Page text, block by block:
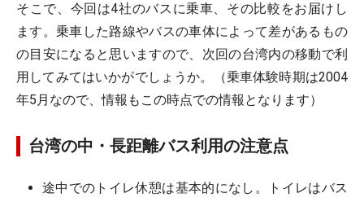
そこで、今回は4社のバスに乗車、その比較をお届けし
ます。乗車した路線やバスの車体によって差があるもの
の目安になると思いますので、次回の台湾内の移動で利
用してみてはいかがでしょうか。（乗車体験時期は2004
年5月なので、情報もこの時点での情報となります）
台湾の中・長距離バス利用の注意点
途中でのトイレ休憩は基本的になし。トイレはバス